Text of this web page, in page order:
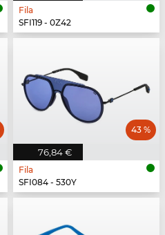
Fila
SFI119 - 0Z42
76,84 €
43 %
Fila
SFI084 - 530Y